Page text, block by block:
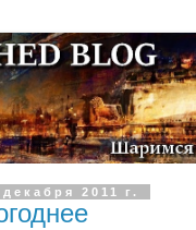
2011 г.